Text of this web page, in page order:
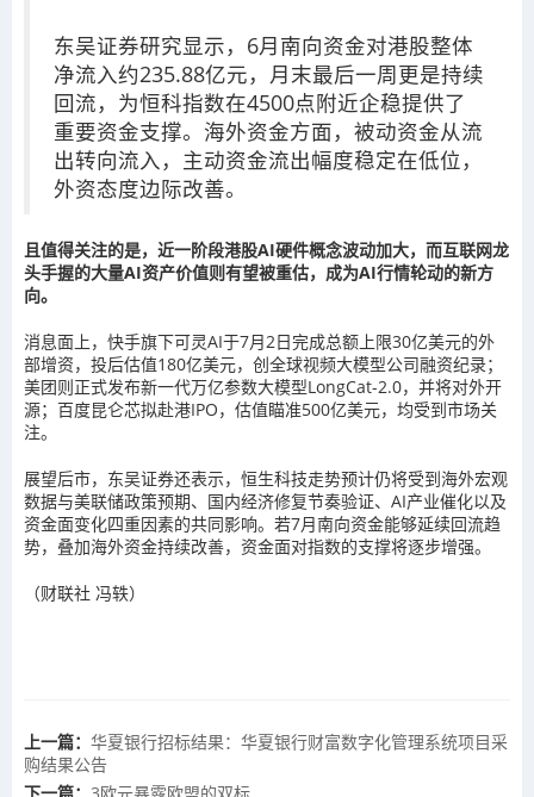
东吴证券研究显示，6月南向资金对港股整体
净流入约235.88亿元，月末最后一周更是持续
回流，为恒科指数在4500点附近企稳提供了
重要资金支撑。海外资金方面，被动资金从流
出转向流入，主动资金流出幅度稳定在低位，
外资态度边际改善。
且值得关注的是，近一阶段港股AI硬件概念波动加大，而互联网龙
头手握的大量AI资产价值则有望被重估，成为AI行情轮动的新方
向。
消息面上，快手旗下可灵AI于7月2日完成总额上限30亿美元的外
部增资，投后估值180亿美元，创全球视频大模型公司融资纪录；
美团则正式发布新一代万亿参数大模型LongCat-2.0，并将对外开
源；百度昆仑芯拟赴港IPO，估值瞄准500亿美元，均受到市场关
注。
展望后市，东吴证券还表示，恒生科技走势预计仍将受到海外宏观
数据与美联储政策预期、国内经济修复节奏验证、AI产业催化以及
资金面变化四重因素的共同影响。若7月南向资金能够延续回流趋
势，叠加海外资金持续改善，资金面对指数的支撑将逐步增强。
（财联社 冯轶）
上一篇： 华夏银行招标结果：华夏银行财富数字化管理系统项目采
购结果公告